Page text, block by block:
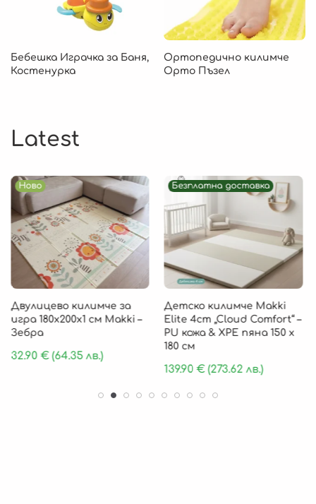
Бебешка Играчка за Баня,
Костенурка
Ортопедично килимче
Орто Пъзел
Latest
Ново
Двулицево килимче за
игра 180х200х1 см Makki –
Зебра
32.90 €(64.35 лв.)
Безплатна доставка
Детско килимче Makki
Elite 4cm „Cloud Comfort“ –
PU кожа & XPE пяна 150 х
180 см
139.90€(273.62 лв.)